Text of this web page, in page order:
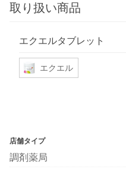
取り扱い商品
エクエルタブレット
エクエル
店舗タイプ
調剤薬局